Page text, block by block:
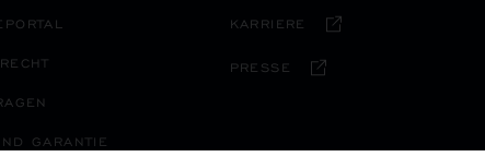
GARANTIE
KARRIERE
PRESSE